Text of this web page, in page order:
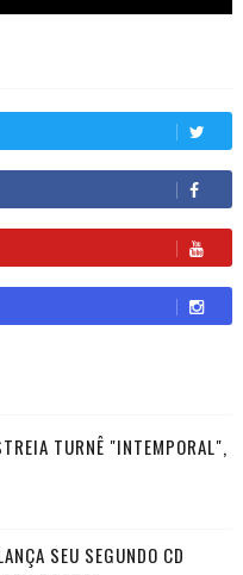
TURNÊ "INTEMPORAL",
SEU SEGUNDO CD